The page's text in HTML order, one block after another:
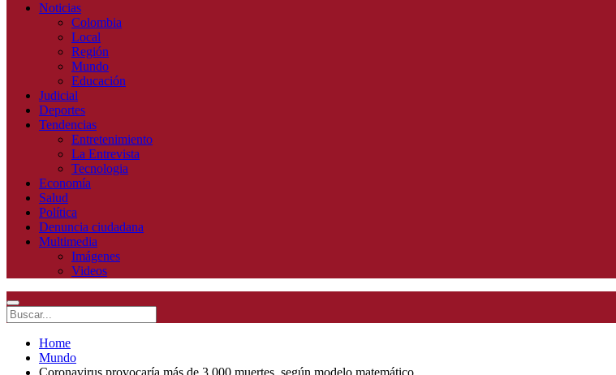
Noticias
Colombia
Local
Región
Mundo
Educación
Judicial
Deportes
Tendencias
Entretenimiento
La Entrevista
Tecnologia
Economía
Salud
Política
Denuncia ciudadana
Multimedia
Imágenes
Videos
Home
Mundo
Coronavirus provocaría más de 3.000 muertes, según modelo matemático